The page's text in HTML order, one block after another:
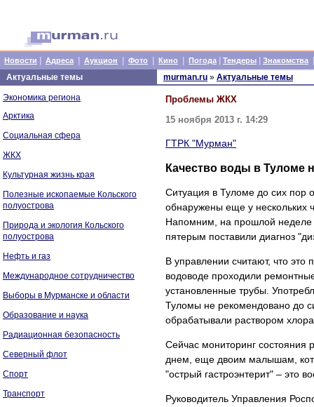
Новости Адреса Аукцион Фото Кино Погода Тендеры Знакомства
Актуальные темы
Экономика региона
Арктика
Социальная сфера
ЖКХ
Культурная жизнь края
Полезные ископаемые Кольского
полуострова
Природа и экология Кольского
полуострова
Нефть и газ
Международное сотрудничество
Выборы в Мурманске и области
Образование и наука
Радиационная безопасность
Северный флот
Спорт
Транспорт
murman.ru » Актуальные темы
Проблемы ЖКХ
15 ноября 2013 г. 14:29
ГТРК "Мурман"
Качество воды в Туломе
Ситуация в Туломе до сих пор
обнаружены еще у нескольких
Напомним, на прошлой неделе
пятерым поставили диагноз
В управлении считают, что
водоводе проходили
установленные трубы.
Туломы не рекомендовано до
обрабатывали раствором
Сейчас мониторинг состояния
днем, еще двоим малышам,
"острый гастроэнтерит" – это
Руководитель Управления